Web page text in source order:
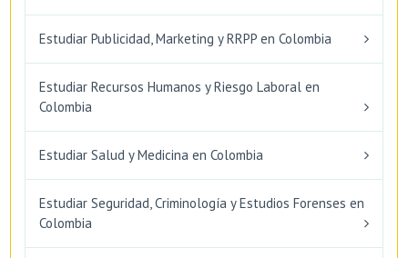
Estudiar Publicidad, Marketing y RRPP en Colombia
Estudiar Recursos Humanos y Riesgo Laboral en
Colombia
Estudiar Salud y Medicina en Colombia
Estudiar Seguridad, Criminología y Estudios Forenses en
Colombia